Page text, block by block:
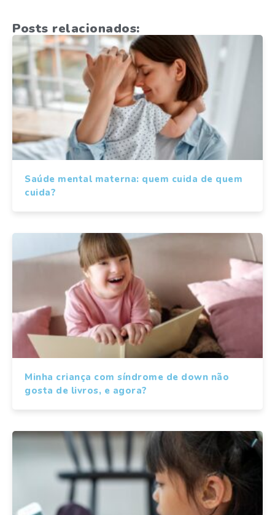
Posts relacionados:
Saúde mental materna: quem cuida de quem
cuida?
Minha criança com síndrome de down não
gosta de livros, e agora?